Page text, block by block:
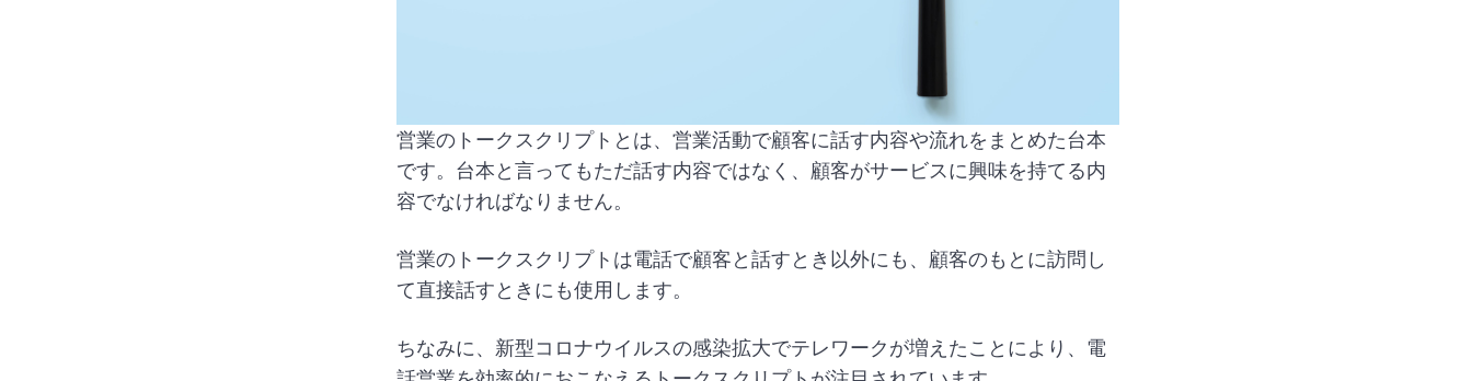
営業のトークスクリプトとは、営業活動で顧客に話す内容や流れをまとめた台本
です。台本と言ってもただ話す内容ではなく、顧客がサービスに興味を持てる内
容でなければなりません。
営業のトークスクリプトは電話で顧客と話すとき以外にも、顧客のもとに訪問し
て直接話すときにも使用します。
ちなみに、新型コロナウイルスの感染拡大でテレワークが増えたことにより、電